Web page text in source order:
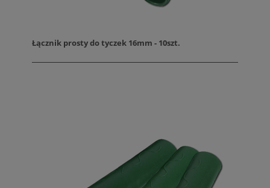
Łącznik prosty do tyczek 16mm - 10szt.